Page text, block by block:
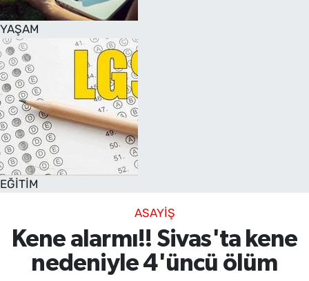
YAŞAM
EĞİTİM
ASAYİŞ
Kene alarmı!! Sivas'ta kene
nedeniyle 4'üncü ölüm